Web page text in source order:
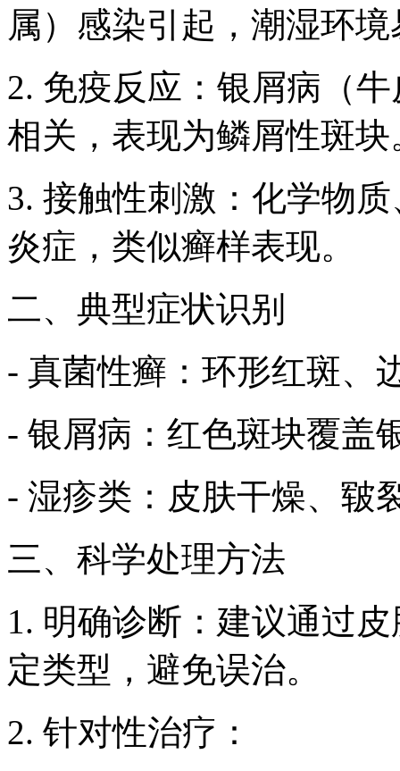
属）感染引起，潮湿环
2. 免疫反应：银屑病（
相关，表现为鳞屑性斑块
3. 接触性刺激：化学物
炎症，类似癣样表现。
二、典型症状识别
- 真菌性癣：环形红斑、
- 银屑病：红色斑块覆盖
- 湿疹类：皮肤干燥、皲
三、科学处理方法
1. 明确诊断：建议通过
定类型，避免误治。
2. 针对性治疗：